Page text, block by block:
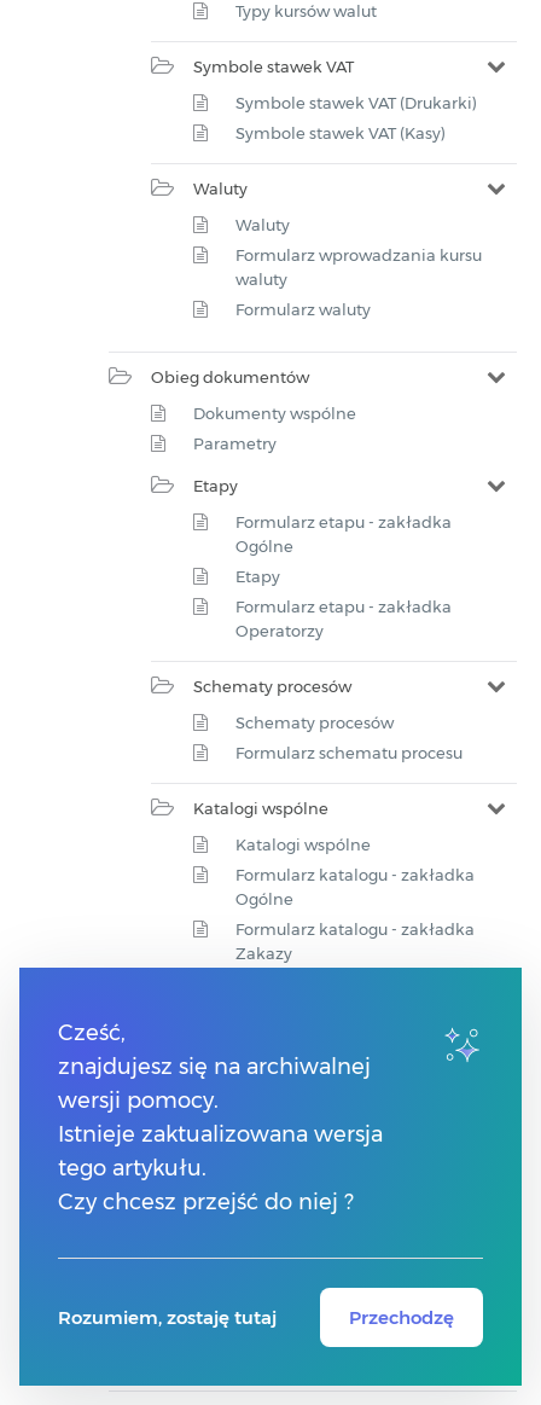
Typy kursów walut
Symbole stawek VAT
Symbole stawek VAT (Drukarki)
Symbole stawek VAT (Kasy)
Waluty
Waluty
Formularz wprowadzania kursu
waluty
Formularz waluty
Obieg dokumentów
Dokumenty wspólne
Parametry
Etapy
Formularz etapu - zakładka
Ogólne
Etapy
Formularz etapu - zakładka
Operatorzy
Schematy procesów
Schematy procesów
Formularz schematu procesu
Katalogi wspólne
Katalogi wspólne
Formularz katalogu - zakładka
Ogólne
Formularz katalogu - zakładka
Zakazy
Składki PPK
Parametry
Składki ZUS
Wynagrodzenia
Podstawa składek ZUS
Pulpit Menadżera
Cześć,
znajdujesz się na archiwalnej
wersji pomocy.
Istnieje zaktualizowana wersja
tego artykułu.
Czy chcesz przejść do niej ?
Rozumiem, zostaję tutaj Przechodzę